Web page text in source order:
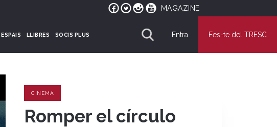
MAGAZINE
ESPAIS LLIBRES SOCIS PLUS Entra Fes-te del TRESC
CINEMA
Romper el círculo